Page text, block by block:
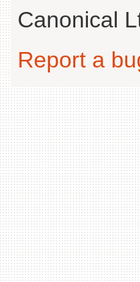
Canonical
Report a